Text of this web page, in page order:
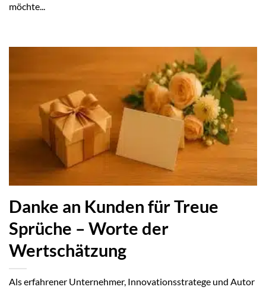
möchte...
Danke an Kunden für Treue
Sprüche – Worte der
Wertschätzung
Als erfahrener Unternehmer, Innovationsstratege und Autor